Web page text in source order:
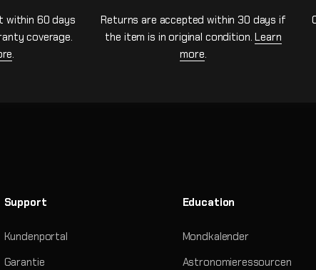
within 60 days
coverage.
.
Returns are accepted within 30 days if
the item is in original condition.Learn
more.
Support
Kundenportal
Garantie
Education
Mondkalender
Astronomieressourcen